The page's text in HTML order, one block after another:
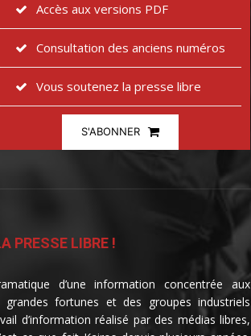
Accès aux versions PDF
Consultation des anciens numéros
Vous soutenez la presse libre
S'ABONNER
PRESSE LIBRE !
d’une information concentrée aux
fortunes et des groupes industriels
d’information réalisé par des médias libres,